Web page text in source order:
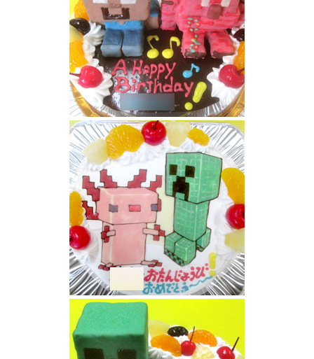
マインクラフト 都市伝説 ブラットゴーレ
ム、ヘロブライン立体ケーキ
マイクラのクリーパーとウーパールーパーケ
ーキ